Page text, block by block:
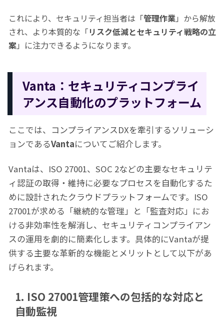
これにより、セキュリティ担当者は「管理作業」から解放
され、より本質的な「リスク低減とセキュリティ戦略の立
案」に注力できるようになります。
Vanta：セキュリティコンプライ
アンス自動化のプラットフォーム
ここでは、コンプライアンスDXを牽引するソリューシ
ョンであるVantaについてご紹介します。
Vantaは、ISO 27001、SOC 2などの主要なセキュリテ
ィ認証の取得・維持に必要なプロセスを自動化するた
めに設計されたクラウドプラットフォームです。ISO
27001が求める「継続的な管理」と「監査対応」にお
ける非効率性を解消し、セキュリティコンプライアン
スの運用を劇的に簡素化します。具体的にVantaが提
供する主要な革新的な機能とメリットとして以下があ
げられます。
1. ISO 27001管理策への包括的な対応と
自動監視